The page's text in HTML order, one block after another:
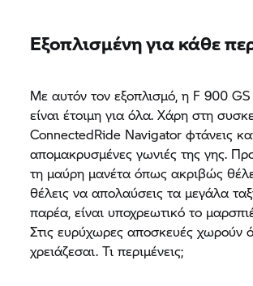
Εξοπλισμένη για κάθε
Με αυτόν τον εξοπλισμό, η F 900
είναι έτοιμη για όλα. Χάρη στη
ConnectedRide Navigator φτάνεις
απομακρυσμένες γωνιές της γης.
τη μαύρη μανέτα όπως ακριβώς
θέλεις να απολαύσεις τα μεγάλα
παρέα, είναι υποχρεωτικό το
Στις ευρύχωρες αποσκευές χωρούν
χρειάζεσαι. Τι περιμένεις;